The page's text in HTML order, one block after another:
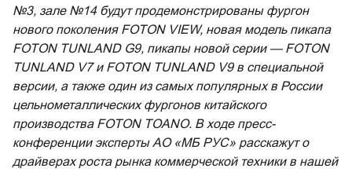
№3, зале №14 будут продемонстрированы фургон
нового поколения FOTON VIEW, новая модель пикапа
FOTON TUNLAND G9, пикапы новой серии — FOTON
TUNLAND V7 и FOTON TUNLAND V9 в специальной
версии, а также один из самых популярных в России
цельнометаллических фургонов китайского
производства FOTON TOANO. В ходе пресс-
конференции эксперты АО «МБ РУС» расскажут о
драйверах роста рынка коммерческой техники в нашей